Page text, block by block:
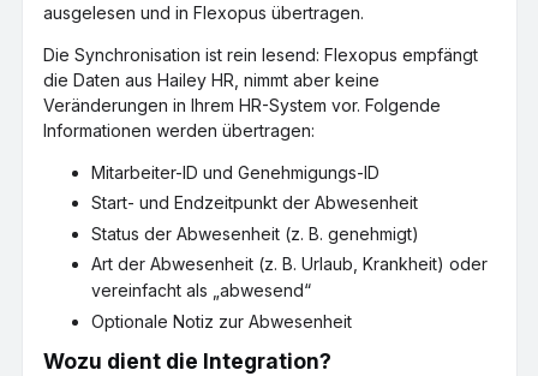
ausgelesen und in Flexopus übertragen.
Die Synchronisation ist rein lesend: Flexopus empfängt
die Daten aus Hailey HR, nimmt aber keine
Veränderungen in Ihrem HR-System vor. Folgende
Informationen werden übertragen:
Mitarbeiter-ID und Genehmigungs-ID
Start- und Endzeitpunkt der Abwesenheit
Status der Abwesenheit (z. B. genehmigt)
Art der Abwesenheit (z. B. Urlaub, Krankheit) oder
vereinfacht als „abwesend“
Optionale Notiz zur Abwesenheit
Wozu dient die Integration?